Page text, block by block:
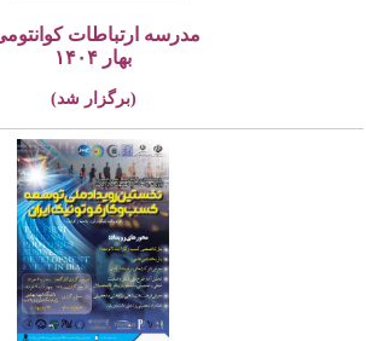
مدرسه ارتباطات کوانتومی،
بهار ۱۴۰۴
(برگزار شد)